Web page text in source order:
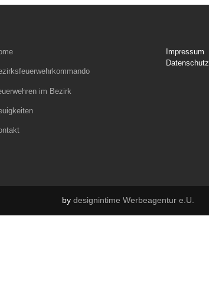
im Bezirk
Impressum
Datenschutz
by designintime Werbeagentur e.U.